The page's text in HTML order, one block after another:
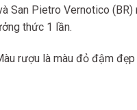
San Pietro Vernotico (BR)
thức 1 lần.
rượu là màu đỏ đậm